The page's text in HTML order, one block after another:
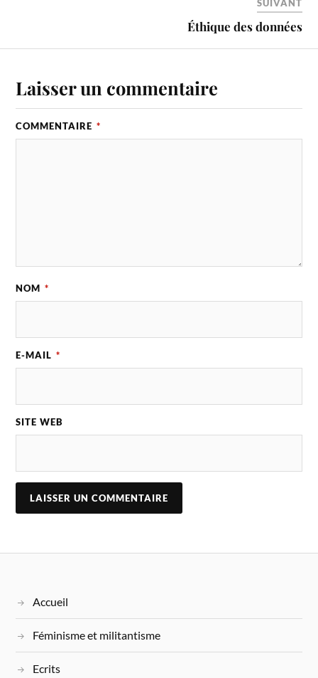
SUIVANT
Éthique des données
Laisser un commentaire
COMMENTAIRE *
NOM *
E-MAIL *
SITE WEB
Accueil
Féminisme et militantisme
Ecrits